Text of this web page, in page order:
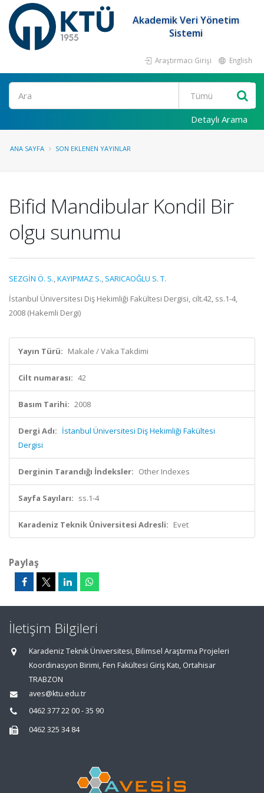
Akademik Veri Yönetim
Sistemi
Araştırmacı Girişi English
Ara
Detaylı Arama
ANA SAYFA SON EKLENEN YAYINLAR
Bifid Mandibular Kondil Bir
olgu sunumu
SEZGİN Ö. S.,KAYIPMAZ S., SARICAOĞLU S. T.
İstanbul Üniversitesi Diş Hekimliği Fakültesi Dergisi, cilt.42, ss.1-4,
2008 (Hakemli Dergi)
Yayın Türü: Makale / Vaka Takdimi
Cilt numarası: 42
Basım Tarihi: 2008
Dergi Adı: İstanbul Üniversitesi Diş Hekimliği Fakültesi
Dergisi
Derginin Tarandığı İndeksler: Other Indexes
Sayfa Sayıları: ss.1-4
Karadeniz Teknik Üniversitesi Adresli: Evet
Paylaş
İletişim Bilgileri
Karadeniz Teknik Üniversitesi, Bilimsel Araştırma Projeleri
Koordinasyon Birimi, Fen Fakültesi Giriş Katı, Ortahisar
TRABZON
aves@ktu.edu.tr
0462 377 22 00 - 35 90
0462 325 34 84